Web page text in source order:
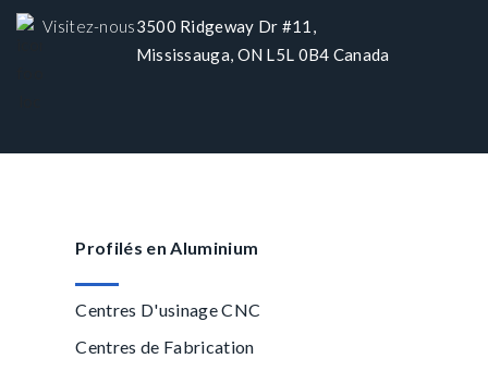
Visitez-nous3500 Ridgeway Dr #11,
Mississauga, ON L5L 0B4 Canada
Profilés en Aluminium
Centres D'usinage CNC
Centres de Fabrication